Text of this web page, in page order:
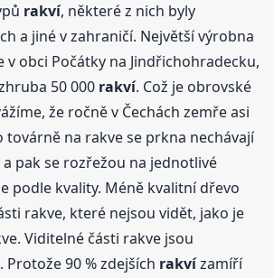
rakví, některé z nich byly
a jiné v zahraničí. Největší výrobna
v obci Počátky na Jindřichohradecku,
50 000 rakví. Což je obrovské
že ročně v Čechách zemře asi
továrně na rakve se prkna nechávají
pak se rozřežou na jednotlivé
podle kvality. Méně kvalitní dřevo
rakve, které nejsou vidět, jako je
Viditelné části rakve jsou
90 % zdejších rakvízamíří